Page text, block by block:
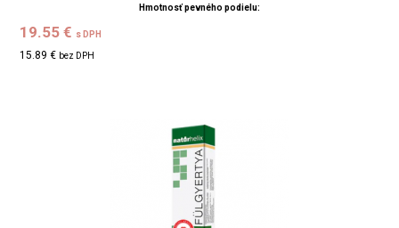
Hmotnosť pevného podielu:
19.55 € s DPH
15.89 € bez DPH